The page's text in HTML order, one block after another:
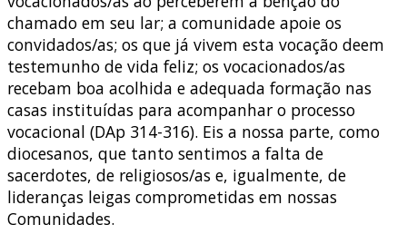
chamado em seu lar; a comunidade apoie os
convidados/as; os que já vivem esta vocação deem
testemunho de vida feliz; os vocacionados/as
recebam boa acolhida e adequada formação nas
casas instituídas para acompanhar o processo
vocacional (DAp 314-316). Eis a nossa parte, como
diocesanos, que tanto sentimos a falta de
sacerdotes, de religiosos/as e, igualmente, de
lideranças leigas comprometidas em nossas
Comunidades.